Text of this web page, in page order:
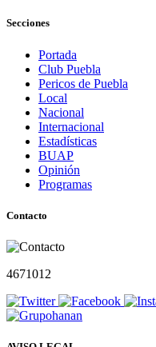
Secciones
Portada
Club Puebla
Pericos de Puebla
Local
Nacional
Internacional
Estadísticas
BUAP
Opinión
Programas
Contacto
4671012